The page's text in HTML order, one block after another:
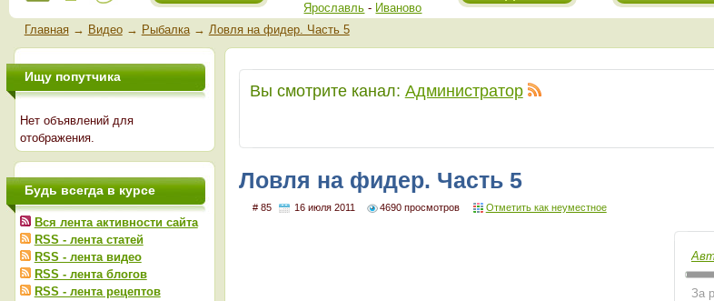
Ярославль - Иваново
Главная→ Видео→ Рыбалка→ Ловля на фидер. Часть 5
Вы смотрите канал: Администратор
Ловля на фидер. Часть 5
# 85 16 июля 2011 4690 просмотров Отметить как неуместное
За
Ищу попутчика
Нет объявлений для
отображения.
Будь всегда в курсе
Вся лента активности сайта
RSS - лента статей
RSS - лента видео
RSS - лента блогов
RSS - лента рецептов